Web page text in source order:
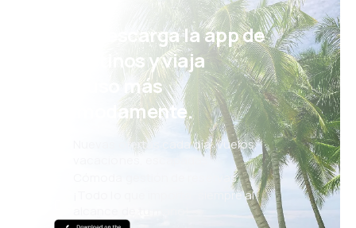
¡Eh! Descarga la app de
eDestinos y viaja
incluso más
cómodamente.
Nuevas ofertas cada día: vuelos,
vacaciones, escapadas
Cómoda gestión de reservas
¡Todo lo que importa, siempre al